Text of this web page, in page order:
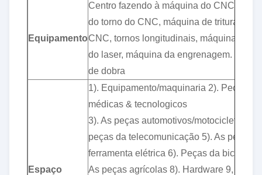
Equipamento
Centro fazendo à máquina do CNC,
do torno do CNC, máquina de trituração
CNC, tornos longitudinais, máquina de
do laser, máquina da engrenagem.
de dobra
Espaço
1). Equipamento/maquinaria 2). Peças
médicas & tecnologicos
3). As peças automotivos/motocicleta 4).
peças da telecomunicação 5). As peças
ferramenta elétrica 6). Peças da bicicleta
As peças agrícolas 8). Hardware 9, peças